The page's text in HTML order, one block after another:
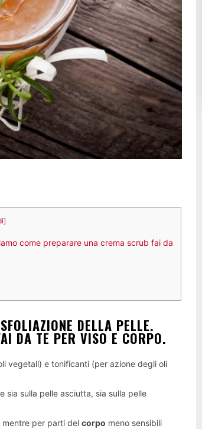
]
come preparare una crema scrub fai da
DELLA PELLE.
DA TE PER VISO E CORPO.
vegetali) e tonificanti (per azione degli oli
sia sulla pelle asciutta, sia sulla pelle
mentre per parti del corpo meno sensibili